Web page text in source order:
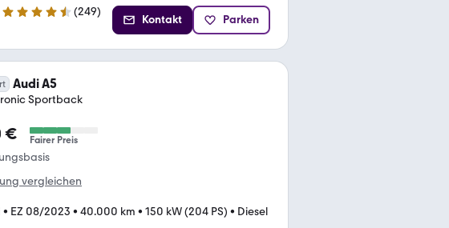
4.7 Sterne (249)
Kontakt Parken
Audi A5
Sportback
€ Fairer Preis
vergleichen
• EZ 08/2023 • 40.000 km • 150 kW (204 PS) • Diesel